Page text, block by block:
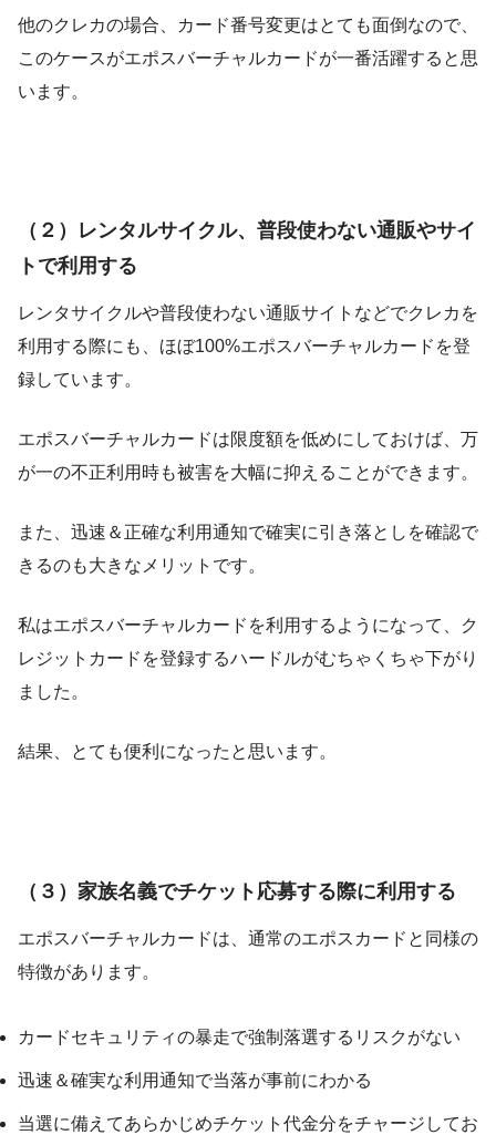
他のクレカの場合、カード番号変更はとても面倒なので、
このケースがエポスバーチャルカードが一番活躍すると思
います。
（２）レンタルサイクル、普段使わない通販やサイ
トで利用する
レンタサイクルや普段使わない通販サイトなどでクレカを
利用する際にも、ほぼ100%エポスバーチャルカードを登
録しています。
エポスバーチャルカードは限度額を低めにしておけば、万
が一の不正利用時も被害を大幅に抑えることができます。
また、迅速＆正確な利用通知で確実に引き落としを確認で
きるのも大きなメリットです。
私はエポスバーチャルカードを利用するようになって、ク
レジットカードを登録するハードルがむちゃくちゃ下がり
ました。
結果、とても便利になったと思います。
（３）家族名義でチケット応募する際に利用する
エポスバーチャルカードは、通常のエポスカードと同様の
特徴があります。
カードセキュリティの暴走で強制落選するリスクがない
迅速＆確実な利用通知で当落が事前にわかる
当選に備えてあらかじめチケット代金分をチャージしてお